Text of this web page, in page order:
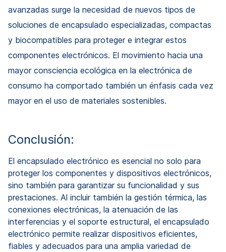
avanzadas surge la necesidad de nuevos tipos de
soluciones de encapsulado especializadas, compactas
y biocompatibles para proteger e integrar estos
componentes electrónicos. El movimiento hacia una
mayor consciencia ecológica en la electrónica de
consumo ha comportado también un énfasis cada vez
mayor en el uso de materiales sostenibles.
Conclusión:
El encapsulado electrónico es esencial no solo para
proteger los componentes y dispositivos electrónicos,
sino también para garantizar su funcionalidad y sus
prestaciones. Al incluir también la gestión térmica, las
conexiones electrónicas, la atenuación de las
interferencias y el soporte estructural, el encapsulado
electrónico permite realizar dispositivos eficientes,
fiables y adecuados para una amplia variedad de